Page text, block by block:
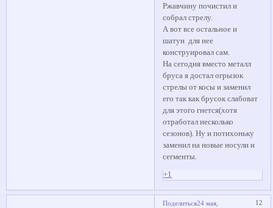
Ржавчину почистил и
собрал стрелу.
А вот все остальное и
шатун для нее
конструировал сам.
На сегодня вместо металл
бруса я достал огрызок
стрелы от косы и заменил
его так как брусок слабоват
для этого гнется(хотя
отработал несколько
сезонов). Ну и потихоньку
заменил на новые носули и
сегменты.
+1
Поделиться 12
24 мая,